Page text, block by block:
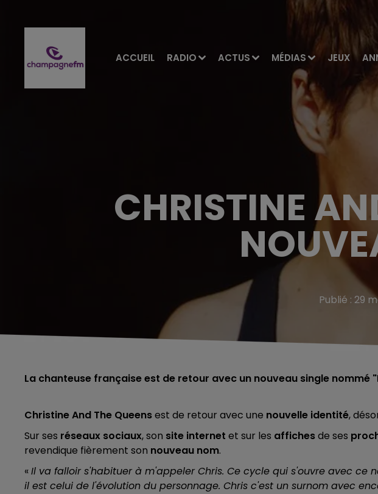
ACCUEIL RADIO ACTUS MÉDIAS JEUX
CHRISTINE
Publié : 29
La chanteuse française est de retour avec un nouveau single nommé
Christine And The Queensest de retour avec une nouvelle identité,
Sur ses réseaux sociaux, son site internet et sur les affichesde ses
revendique fièrement son nouveau nom.
«Il va falloir s'habituer à m'appeler Chris. Ce cycle qui s'ouvre avec ce
il est celui de l'évolution du personnage. Chris c'est un surnom avec